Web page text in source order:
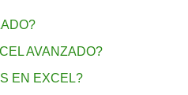
AVANZADO?
EN EXCEL?